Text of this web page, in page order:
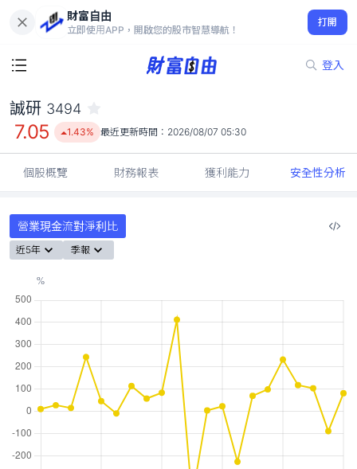
財富自由
立即使用APP，開啟您的股市智慧導航！
打開
登入
7.05
1.43%
誠研 3494
7.05 1.43% 最近更新時間： 2026/08/07 05:30
個股概覽 財務報表 獲利能力 安全性分析
營業現金流對淨利比
近5年 季報